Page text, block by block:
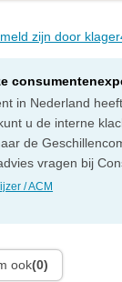
zijn door
in Nederland
u de interne
de
vragen bij
/ ACM
ook(0)